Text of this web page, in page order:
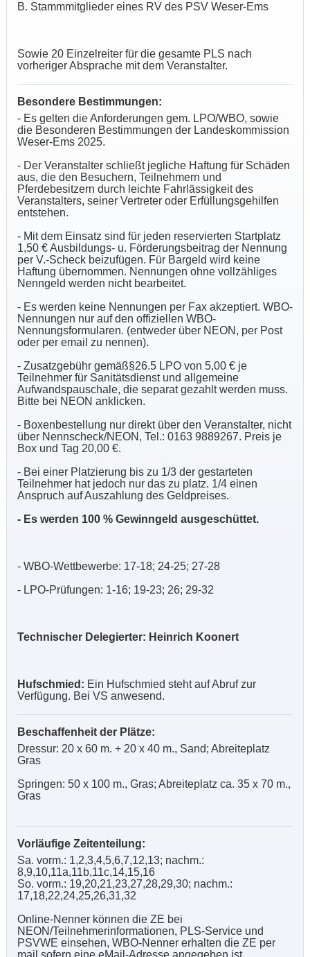
B. Stammmitglieder eines RV des PSV Weser-Ems
Sowie 20 Einzelreiter für die gesamte PLS nach
vorheriger Absprache mit dem Veranstalter.
Besondere Bestimmungen:
- Es gelten die Anforderungen gem. LPO/WBO, sowie
die Besonderen Bestimmungen der Landeskommission
Weser-Ems 2025.
- Der Veranstalter schließt jegliche Haftung für Schäden
aus, die den Besuchern, Teilnehmern und
Pferdebesitzern durch leichte Fahrlässigkeit des
Veranstalters, seiner Vertreter oder Erfüllungsgehilfen
entstehen.
- Mit dem Einsatz sind für jeden reservierten Startplatz
1,50 € Ausbildungs- u. Förderungsbeitrag der Nennung
per V.-Scheck beizufügen. Für Bargeld wird keine
Haftung übernommen. Nennungen ohne vollzähliges
Nenngeld werden nicht bearbeitet.
- Es werden keine Nennungen per Fax akzeptiert. WBO-
Nennungen nur auf den offiziellen WBO-
Nennungsformularen. (entweder über NEON, per Post
oder per email zu nennen).
- Zusatzgebühr gemäß§26.5 LPO von 5,00 € je
Teilnehmer für Sanitätsdienst und allgemeine
Aufwandspauschale, die separat gezahlt werden muss.
Bitte bei NEON anklicken.
- Boxenbestellung nur direkt über den Veranstalter, nicht
über Nennscheck/NEON, Tel.: 0163 9889267. Preis je
Box und Tag 20,00 €.
- Bei einer Platzierung bis zu 1/3 der gestarteten
Teilnehmer hat jedoch nur das zu platz. 1/4 einen
Anspruch auf Auszahlung des Geldpreises.
- Es werden 100 % Gewinngeld ausgeschüttet.
- WBO-Wettbewerbe: 17-18; 24-25; 27-28
- LPO-Prüfungen: 1-16; 19-23; 26; 29-32
Technischer Delegierter: Heinrich Koonert
Hufschmied: Ein Hufschmied steht auf Abruf zur
Verfügung. Bei VS anwesend.
Beschaffenheit der Plätze:
Dressur: 20 x 60 m. + 20 x 40 m., Sand; Abreiteplatz
Gras
Springen: 50 x 100 m., Gras; Abreiteplatz ca. 35 x 70 m.,
Gras
Vorläufige Zeitenteilung:
Sa. vorm.: 1,2,3,4,5,6,7,12,13; nachm.:
8,9,10,11a,11b,11c,14,15,16
So. vorm.: 19,20,21,23,27,28,29,30; nachm.:
17,18,22,24,25,26,31,32
Online-Nenner können die ZE bei
NEON/Teilnehmerinformationen, PLS-Service und
PSVWE einsehen, WBO-Nenner erhalten die ZE per
mail sofern eine eMail-Adresse angegeben ist.